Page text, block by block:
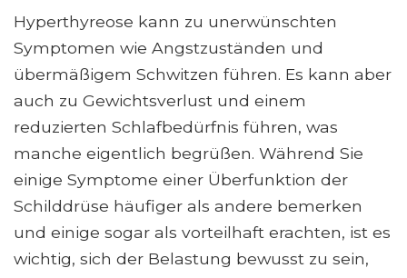
Hyperthyreose kann zu unerwünschten
Symptomen wie Angstzuständen und
übermäßigem Schwitzen führen. Es kann aber
auch zu Gewichtsverlust und einem
reduzierten Schlafbedürfnis führen, was
manche eigentlich begrüßen. Während Sie
einige Symptome einer Überfunktion der
Schilddrüse häufiger als andere bemerken
und einige sogar als vorteilhaft erachten, ist es
wichtig, sich der Belastung bewusst zu sein,